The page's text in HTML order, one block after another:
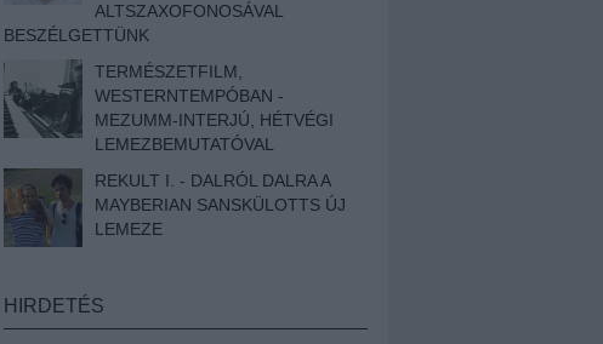
ALTSZAXOFONOSÁVAL
BESZÉLGETTÜNK
TERMÉSZETFILM,
WESTERNTEMPÓBAN -
MEZUMM-INTERJÚ, HÉTVÉGI
LEMEZBEMUTATÓVAL
REKULT I. - DALRÓL DALRA A
MAYBERIAN SANSKÜLOTTS ÚJ
LEMEZE
HIRDETÉS